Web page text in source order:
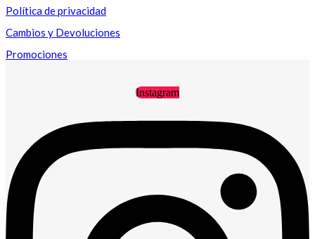
Política de privacidad
Cambios y Devoluciones
Promociones
Instagram